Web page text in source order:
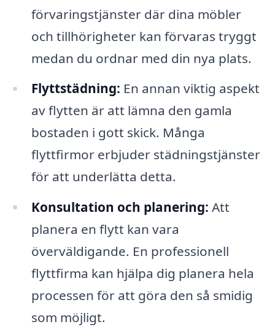
förvaringstjänster där dina möbler
och tillhörigheter kan förvaras tryggt
medan du ordnar med din nya plats.
Flyttstädning: En annan viktig aspekt
av flytten är att lämna den gamla
bostaden i gott skick. Många
flyttfirmor erbjuder städningstjänster
för att underlätta detta.
Konsultation och planering: Att
planera en flytt kan vara
överväldigande. En professionell
flyttfirma kan hjälpa dig planera hela
processen för att göra den så smidig
som möjligt.